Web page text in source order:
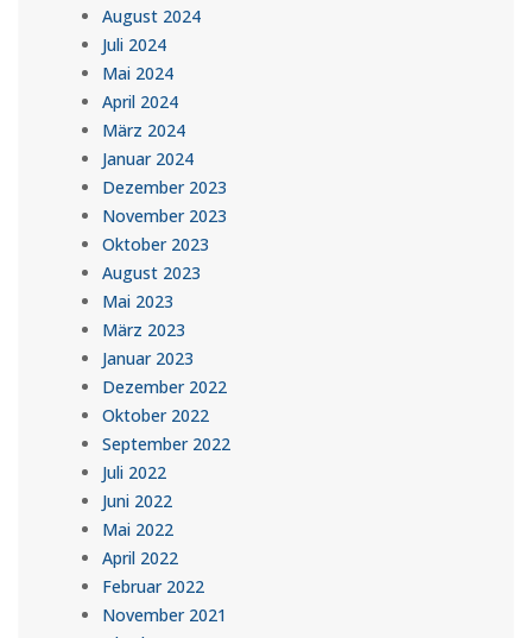
August 2024
Juli 2024
Mai 2024
April 2024
März 2024
Januar 2024
Dezember 2023
November 2023
Oktober 2023
August 2023
Mai 2023
März 2023
Januar 2023
Dezember 2022
Oktober 2022
September 2022
Juli 2022
Juni 2022
Mai 2022
April 2022
Februar 2022
November 2021